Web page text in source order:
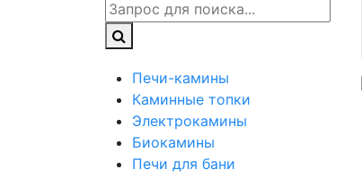
Печи-камины
Каминные топки
Электрокамины
Биокамины
Печи для бани